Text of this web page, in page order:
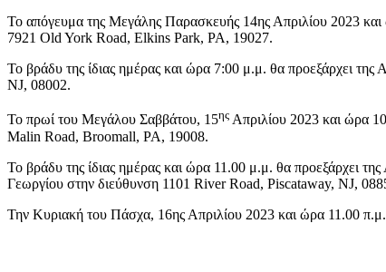
Το απόγευμα της Μεγάλης Παρασκευής 14ης Απριλίου 2023
7921 Old York Road, Elkins Park, PA, 19027.
Το βράδυ της ίδιας ημέρας και ώρα 7:00 μ.μ. θα προεξάρχει
NJ, 08002.
Το πρωί του Μεγάλου Σαββάτου, 15ης Απριλίου 2023 και ώρα
Malin Road, Broomall, PA, 19008.
Το βράδυ της ίδιας ημέρας και ώρα 11.00 μ.μ. θα προεξάρχει
Γεωργίου στην διεύθυνση 1101 River Road, Piscataway, NJ,
Την Κυριακή του Πάσχα, 16ης Απριλίου 2023 και ώρα 11.00